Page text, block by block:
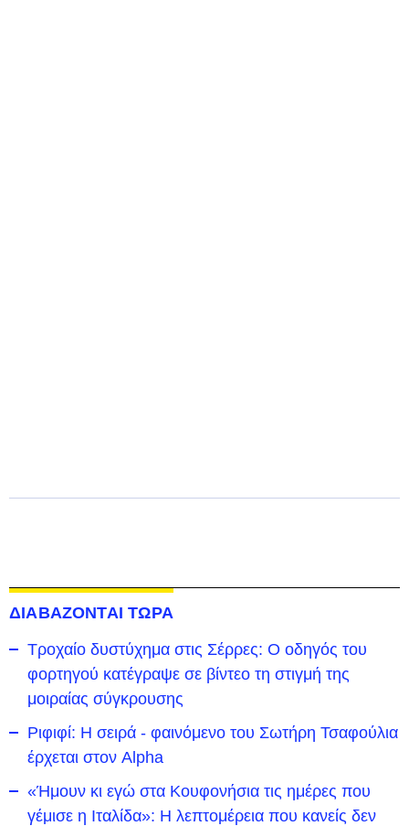
ΔΙΑΒΑΖΟΝΤΑΙ ΤΩΡΑ
Τροχαίο δυστύχημα στις Σέρρες: Ο οδηγός του
φορτηγού κατέγραψε σε βίντεο τη στιγμή της
μοιραίας σύγκρουσης
Ριφιφί: Η σειρά - φαινόμενο του Σωτήρη Τσαφούλια
έρχεται στον Alpha
«Ήμουν κι εγώ στα Κουφονήσια τις ημέρες που
γέμισε η Ιταλίδα»: Η λεπτομέρεια που κανείς δεν